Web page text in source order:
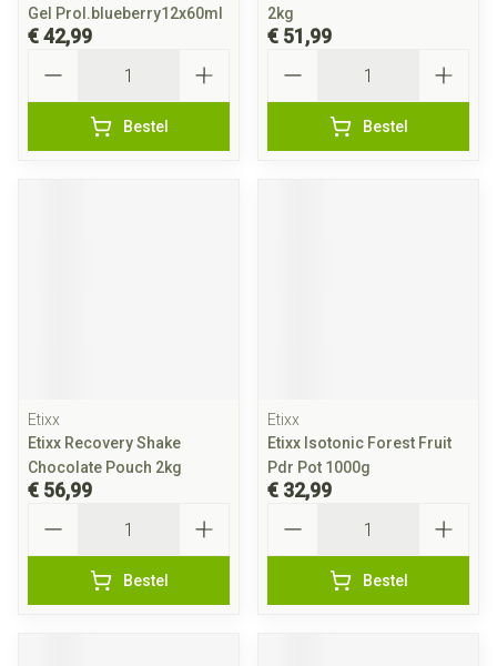
Gel Prol.blueberry12x60ml
€ 42,99
Bestel
2kg
€ 51,99
Bestel
Etixx
Etixx Recovery Shake
Chocolate Pouch 2kg
€ 56,99
Bestel
Etixx
Etixx Isotonic Forest Fruit
Pdr Pot 1000g
€ 32,99
Bestel